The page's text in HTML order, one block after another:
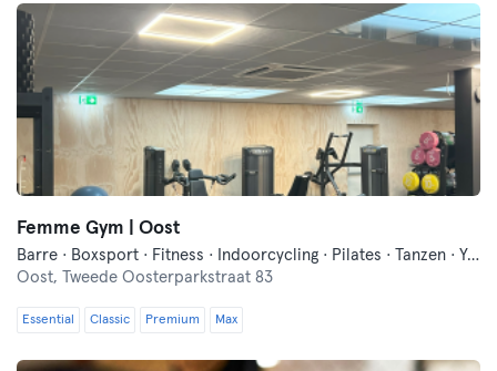
Femme Gym | Oost
Barre · Boxsport · Fitness · Indoorcycling · Pilates · Tanzen · Yoga
Oost,
Tweede Oosterparkstraat 83
Essential Classic Premium Max